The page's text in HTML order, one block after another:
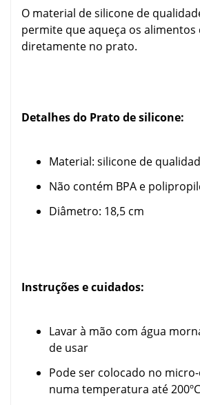
O material de silicone de
permite que aqueça os alimentos
diretamente no prato.
Detalhes do Prato de silicone:
Material: silicone de
Não contém BPA e
Diâmetro: 18,5 cm
Instruções e cuidados:
Lavar à mão com água
de usar
Pode ser colocado no
numa temperatura até 200ºC